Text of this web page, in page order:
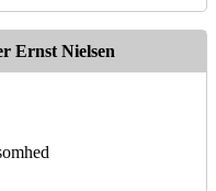
Ernst Nielsen